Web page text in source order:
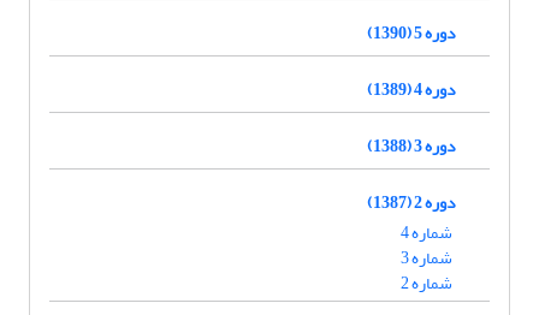
دوره 5 (1390)
دوره 4 (1389)
دوره 3 (1388)
دوره 2 (1387)
شماره 4
شماره 3
شماره 2